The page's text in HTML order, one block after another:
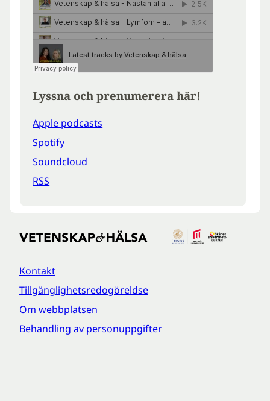
Lyssna och prenumerera här!
Apple podcasts
Spotify
Soundcloud
RSS
Kontakt
Tillgänglighetsredogöreldse
Om webbplatsen
Behandling av personuppgifter